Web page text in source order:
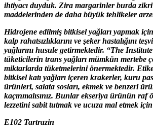
ihtiyacı duyduk. Zira margarinler burda zikri
maddelerinden de daha büyük tehlikeler
Hidrojene edilmiş bitkisel yağları yapmak
kalp rahatsızlıklarını ve şeker hastalığını
yağlarını husule getirmektedir. “The
tüketicilerin trans yağları mümkün mertebe
miktarlarda tüketmelerini önermektedir.
bitkisel katı yağları içeren krakerler, kuru
ürünleri, salata sosları, ekmek ve benzeri
kaçınmalısınız. Bunlar ekseriya ürünün raf
lezzetini sabit tutmak ve ucuza mal etmek
E102 Tartrazin